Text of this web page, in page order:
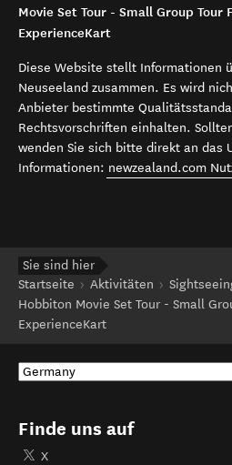
Movie Set Tour - Small Group Tour
ExperienceKart
Diese Website stellt Informationen
Neuseeland zusammen. Es wird
Anbieter bestimmte
Rechtsvorschriften einhalten.
wenden Sie sich bitte direkt an das
Informationen: newzealand.com
Sie sind hier
Startseite
Aktivitäten
Hobbiton Movie Set Tour - Small
ExperienceKart
Finde uns auf
X